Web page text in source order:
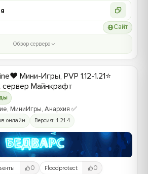
Сайт
Обзор сервера
Мини-Игры, PVP 1.12-1.21⭐
сервер Майнкрафт
МиниИгры, Анархия ✅
онлайн Версия: 1.21.4
0 Floodprotect 0